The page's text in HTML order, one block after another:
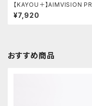
【KAYOU＋】AIMVISION PR
O/エイムビジョンプロ (スノー
ホワイト)
¥7,920
おすすめ商品